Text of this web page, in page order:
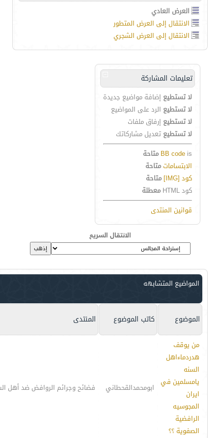
العرض العادي
الانتقال إلى العرض المتطور
الانتقال إلى العرض الشجري
تعليمات المشاركة
لا تستطيع إضافة مواضيع جديدة
لا تستطيع الرد على المواضيع
لا تستطيع إرفاق ملفات
لا تستطيع تعديل مشاركاتك
BB code is
متاحة
الابتساماتمتاحة
كود [IMG]
متاحة
كود HTML
معطلة
قوانين المنتدى
الانتقال السريع
المواضيع المتشابهه
الموضوع كاتب الموضوع المنتدى
من يوقف
هدردماءاهل
السنه
يامسلمين في
ايران
المجوسيه
الرافضية
الصفوية ؟؟
ابومحمدالقحطاني فضائح وجرائم الروافض ضد أهل